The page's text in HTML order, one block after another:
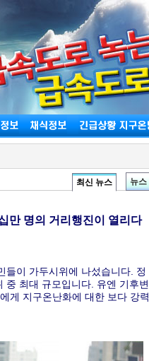
최신 뉴스 뉴스
만 명의 거리행진이 열리다
들이 가두시위에 나섰습니다. 정
중 최대 규모입니다. 유엔 기후변
게 지구온난화에 대한 보다 강력